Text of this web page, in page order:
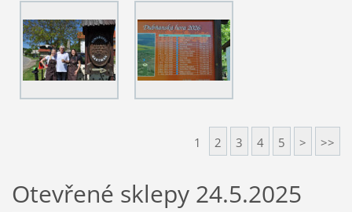
1 2 3 4 5 > >>
Otevřené sklepy 24.5.2025